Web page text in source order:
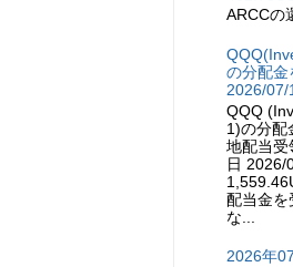
ARCCの
の分配金
2026/07/
QQQ
1)の分配
地配当
日 2026/
配当金を
な...
2026年